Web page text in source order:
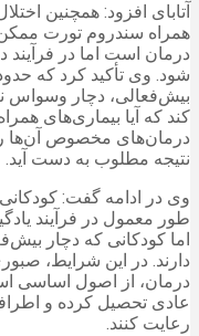
آتابای افزود: همچنین
همراه سندروم تورت
درمان است اما در فرآیند
بیش‌فعالی، دچار وسواس
کند که آیا بیماری‌های
درمان‌های مخصوص آن‌ها را
نتیجه مطلوب به دست آید.
وی در ادامه گفت: کودکانی
طور معمول در فرآیند
اما کودکانی که دچار
دارند. در این شرایط،
درمان، از اصول اساسی
عادی تحصیل کرده و
رعایت کنند.